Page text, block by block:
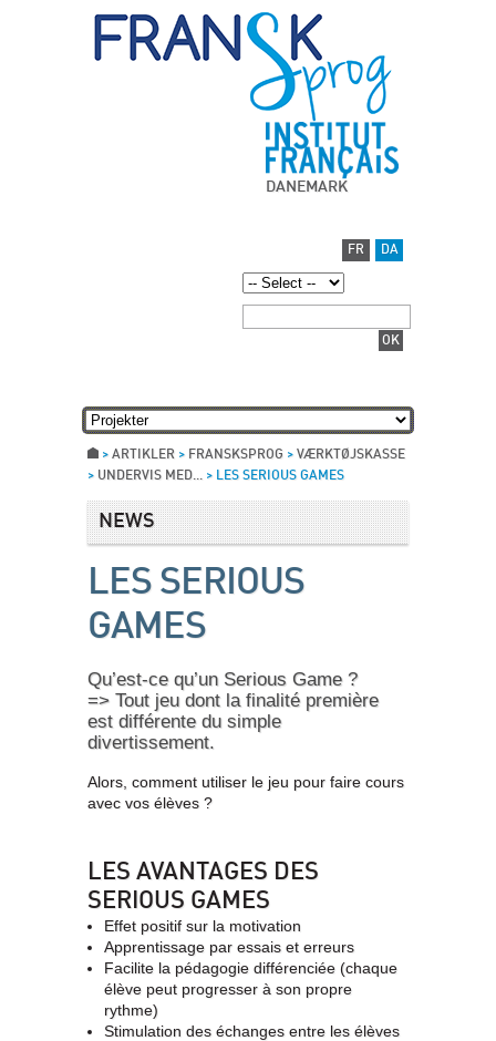
DANEMARK
FR DA
> ARTIKLER > FRANSKSPROG > VÆRKTØJSKASSE
> UNDERVIS MED... > LES SERIOUS GAMES
NEWS
LES SERIOUS
GAMES
Qu’est-ce qu’un Serious Game ?
=> Tout jeu dont la finalité première
est différente du simple
divertissement.
Alors, comment utiliser le jeu pour faire cours
avec vos élèves ?
LES AVANTAGES DES
SERIOUS GAMES
Effet positif sur la motivation
Apprentissage par essais et erreurs
Facilite la pédagogie différenciée (chaque
élève peut progresser à son propre
rythme)
Stimulation des échanges entre les élèves